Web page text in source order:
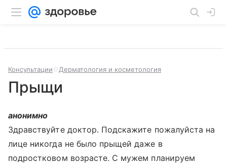
Консультации Дерматология и косметология
Прыщи
анонимно
Здравствуйте доктор. Подскажите пожалуйста на
лице никогда не было прыщей даже в
подростковом возрасте. С мужем планируем